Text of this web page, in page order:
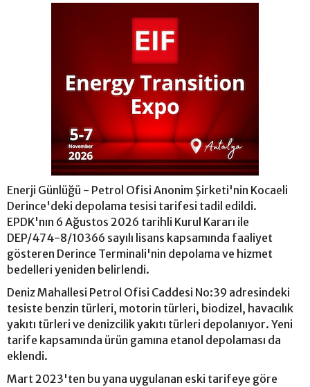
Enerji Günlüğü - Petrol Ofisi Anonim Şirketi'nin Kocaeli
Derince'deki depolama tesisi tarifesi tadil edildi.
EPDK'nın 6 Ağustos 2026 tarihli Kurul Kararı ile
DEP/474-8/10366 sayılı lisans kapsamında faaliyet
gösteren Derince Terminali'nin depolama ve hizmet
bedelleri yeniden belirlendi.
Deniz Mahallesi Petrol Ofisi Caddesi No:39 adresindeki
tesiste benzin türleri, motorin türleri, biodizel, havacılık
yakıtı türleri ve denizcilik yakıtı türleri depolanıyor. Yeni
tarife kapsamında ürün gamına etanol depolaması da
eklendi.
Mart 2023'ten bu yana uygulanan eski tarifeye göre